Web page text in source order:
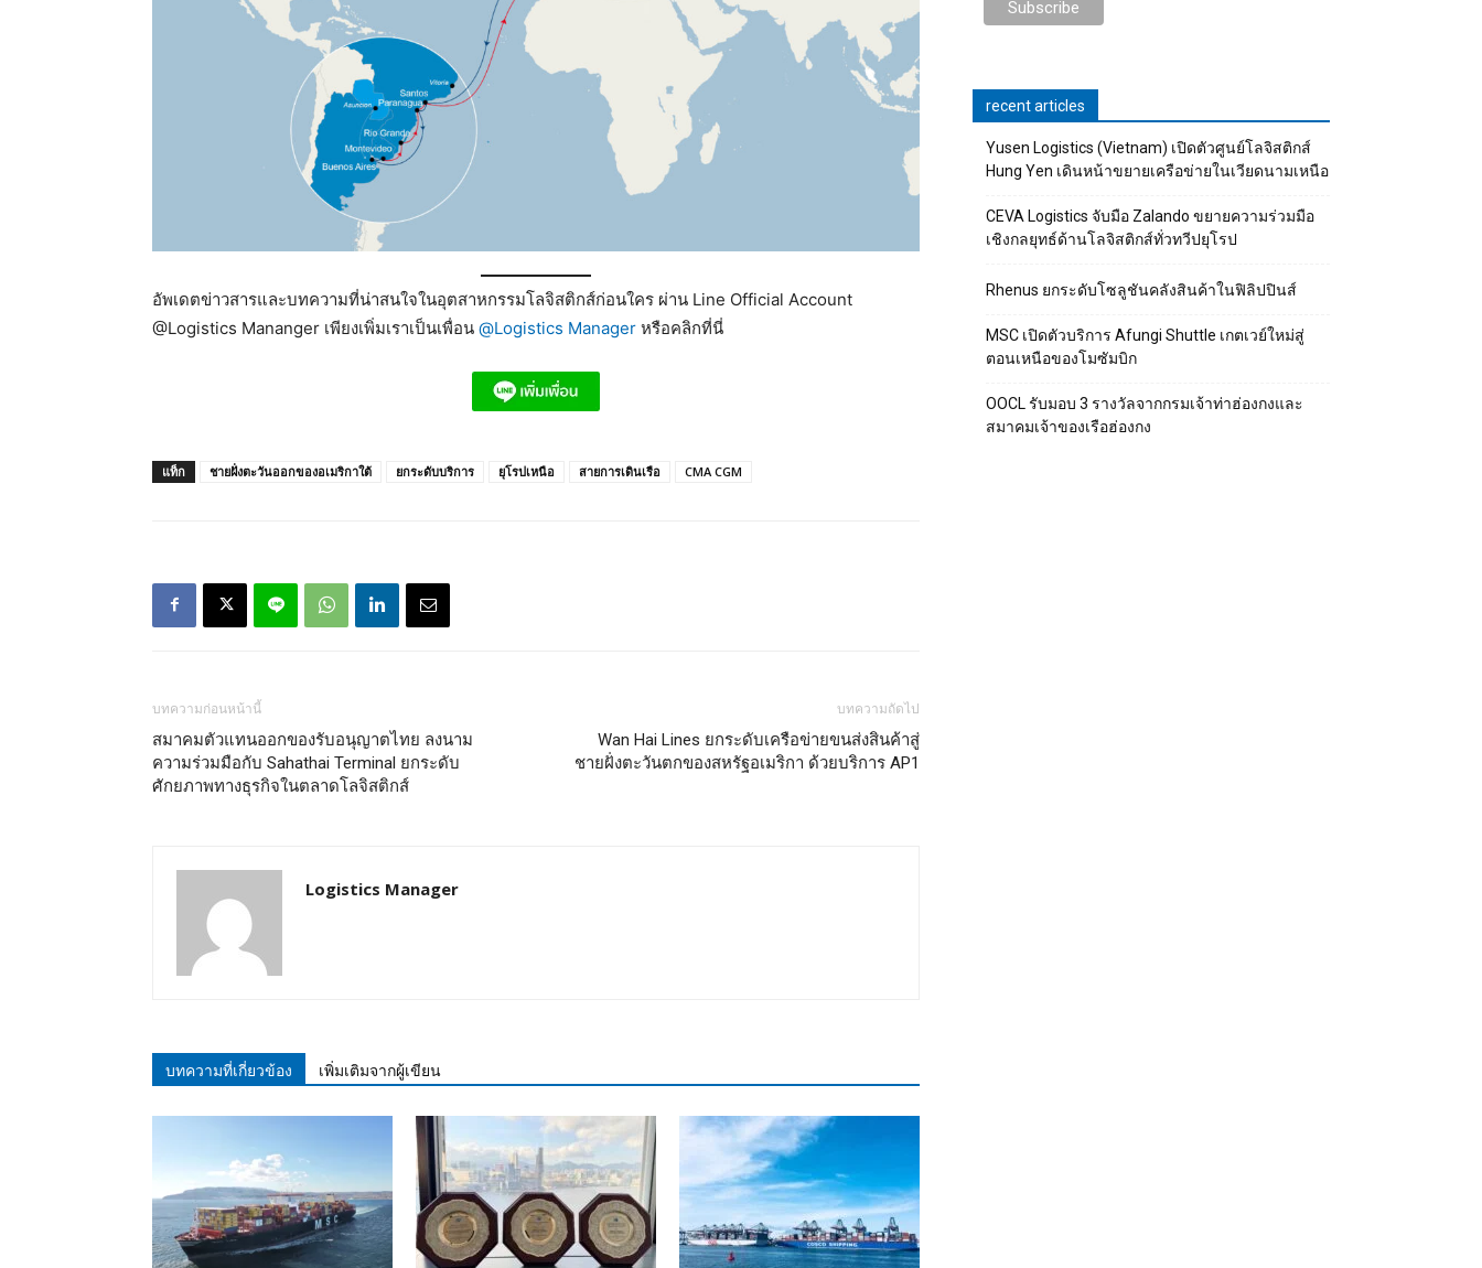
อัพเดตข่าวสารและบทความที่น่าสนใจในอุตสาหกรรมโลจิสติกส์ก่อนใคร ผ่าน Line Official Account
@Logistics Mananger เพียงเพิ่มเราเป็นเพื่อน @Logistics Manager หรือคลิกที่นี่
แท็ก ชายฝั่งตะวันออกของอเมริกาใต้ ยกระดับบริการ ยุโรปเหนือ สายการเดินเรือ CMA CGM
บทความก่อนหน้านี้
สมาคมตัวแทนออกของรับอนุญาตไทย ลงนาม
ความร่วมมือกับ Sahathai Terminal ยกระดับ
ศักยภาพทางธุรกิจในตลาดโลจิสติกส์
บทความถัดไป
Wan Hai Lines ยกระดับเครือข่ายขนส่งสินค้าสู่
ชายฝั่งตะวันตกของสหรัฐอเมริกา ด้วยบริการ AP1
Logistics Manager
บทความที่เกี่ยวข้อง เพิ่มเติมจากผู้เขียน
recent articles
Yusen Logistics (Vietnam) เปิดตัวศูนย์โลจิสติกส์
Hung Yen เดินหน้าขยายเครือข่ายในเวียดนามเหนือ
CEVA Logistics จับมือ Zalando ขยายความร่วมมือ
เชิงกลยุทธ์ด้านโลจิสติกส์ทั่วทวีปยุโรป
Rhenus ยกระดับโซลูชันคลังสินค้าในฟิลิปปินส์
MSC เปิดตัวบริการ Afungi Shuttle เกตเวย์ใหม่สู่
ตอนเหนือของโมซัมบิก
OOCL รับมอบ 3 รางวัลจากกรมเจ้าท่าฮ่องกงและ
สมาคมเจ้าของเรือฮ่องกง